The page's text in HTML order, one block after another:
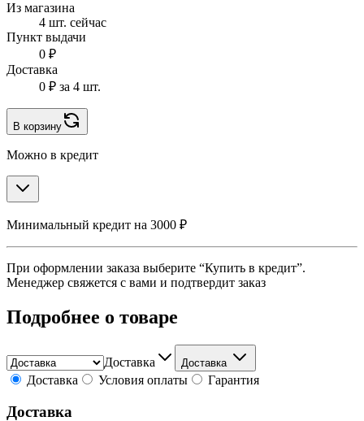
Из магазина
4 шт. сейчас
Пункт выдачи
0 ₽
Доставка
0 ₽ за 4 шт.
В корзину
Можно в кредит
Минимальный кредит на 3000 ₽
При оформлении заказа выберите “Купить в кредит”.
Менеджер свяжется с вами и подтвердит заказ
Подробнее о товаре
Доставка Доставка
Доставка Условия оплаты Гарантия
Доставка